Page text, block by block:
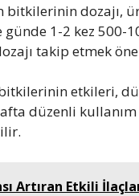
dozajı,
1-2 kez 500-
takip etmek
etkileri,
düzenli
Artıran Etkili